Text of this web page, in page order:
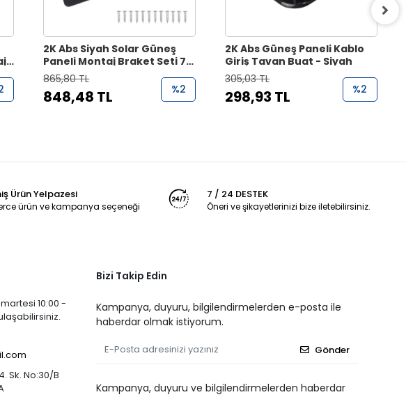
2K Abs Siyah Solar Güneş
Paneli Montaj Braket Seti 7
Parça
865,80 TL
848,48 TL %2
2K Abs Güneş Paneli Kablo
Giriş Tavan Buat - Siyah
305,03 TL
298,93 TL %2
Ürün Yelpazesi
ürün ve kampanya seçeneği
7 / 24 DESTEK
Öneri ve şikayetlerinizi bize iletebilirsiniz.
10:00 -
Sk. No:30/B
Bizi Takip Edin
Kampanya, duyuru, bilgilendirmelerden e-posta ile
haberdar olmak istiyorum.
Gönder
Kampanya, duyuru ve bilgilendirmelerden haberdar